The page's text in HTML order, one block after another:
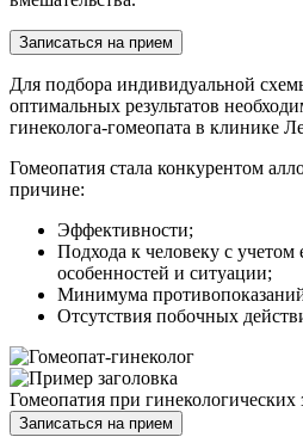
Записаться на прием
Для подбора индивидуальной
оптимальных результатов
гинеколога-гомеопата в клинике
Гомеопатия стала конкурентом
причине:
Эффективности;
Подхода к человеку с учетом
особенностей и ситуации;
Минимума
Отсутствия побочных
Гомеопатия при гинекологических
Записаться на прием